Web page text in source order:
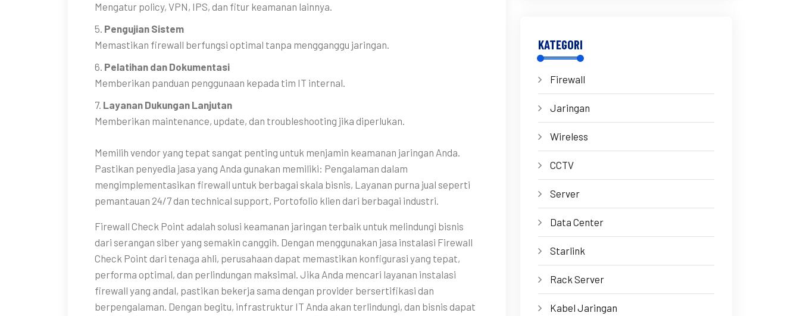
Mengatur policy, VPN, IPS, dan fitur keamanan lainnya.
5. Pengujian Sistem
Memastikan firewall berfungsi optimal tanpa mengganggu jaringan.
6. Pelatihan dan Dokumentasi
Memberikan panduan penggunaan kepada tim IT internal.
7. Layanan Dukungan Lanjutan
Memberikan maintenance, update, dan troubleshooting jika diperlukan.
Memilih vendor yang tepat sangat penting untuk menjamin keamanan jaringan Anda.
Pastikan penyedia jasa yang Anda gunakan memiliki: Pengalaman dalam
mengimplementasikan firewall untuk berbagai skala bisnis, Layanan purna jual seperti
pemantauan 24/7 dan technical support, Portofolio klien dari berbagai industri.
Firewall Check Point adalah solusi keamanan jaringan terbaik untuk melindungi bisnis
dari serangan siber yang semakin canggih. Dengan menggunakan jasa instalasi Firewall
Check Point dari tenaga ahli, perusahaan dapat memastikan konfigurasi yang tepat,
performa optimal, dan perlindungan maksimal. Jika Anda mencari layanan instalasi
firewall yang andal, pastikan bekerja sama dengan provider bersertifikasi dan
berpengalaman. Dengan begitu, infrastruktur IT Anda akan terlindungi, dan bisnis dapat
KATEGORI
Firewall
Jaringan
Wireless
CCTV
Server
Data Center
Starlink
Rack Server
Kabel Jaringan